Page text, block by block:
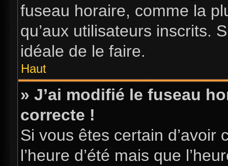
fuseau horaire, comme la
qu’aux utilisateurs inscrits.
idéale de le faire.
Haut
» J’ai modifié le fuseau
correcte !
Si vous êtes certain
l’heure d’été mais que